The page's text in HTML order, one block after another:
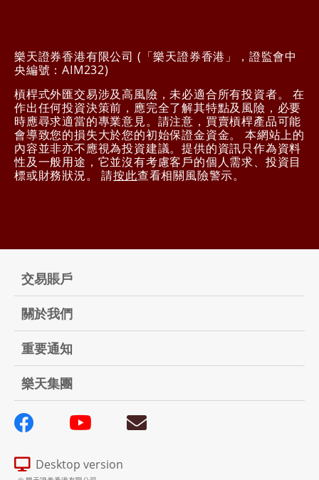
樂天證券香港有限公司 (「樂天證券香港」，證監會中
央編號：AIM232)
槓桿式外匯交易涉及高風險，未必適合所有投資者。 在
作出任何投資決策前，應完全了解其特點及風險，必要
時應尋求適當的專業意見。請注意，買賣槓桿產品可能
會導致您的損失大於您的初始保證金資金。 本網站上的
內容並非亦不應視為投資建議。提供的資訊只作為資料
性及一般用途，它並沒有考慮客戶的個人需求、投資目
標或財務狀況。 請按此查看相關風險警示。
交易賬戶
關於我們
重要通知
樂天集團
Desktop version